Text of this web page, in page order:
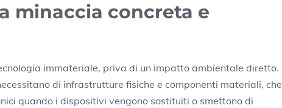
minaccia concreta e
immateriale, priva di un impatto ambientale diretto.
di infrastrutture fisiche e componenti materiali, che
quando i dispositivi vengono sostituiti o smettono di